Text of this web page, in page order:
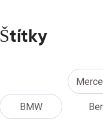
Štítky
BMW